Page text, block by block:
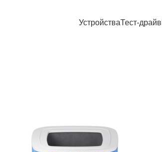
УстройстваТест-драйв